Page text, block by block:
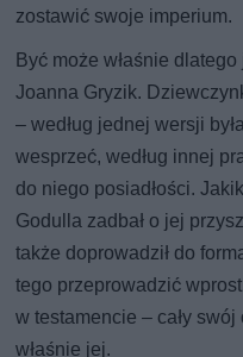
zostawić swoje imperium.
Być może właśnie dlatego
Joanna Gryzik.
– według jednej wersji
wesprzeć, według innej
do niego posiadłości.
Godulla zadbał o jej
także doprowadził do
tego przeprowadzić
w testamencie – cały
właśnie jej.